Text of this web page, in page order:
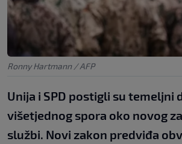
Ronny Hartmann / AFP
Unija i SPD postigli su temeljni
višetjednog spora oko novog
službi. Novi zakon predviđa